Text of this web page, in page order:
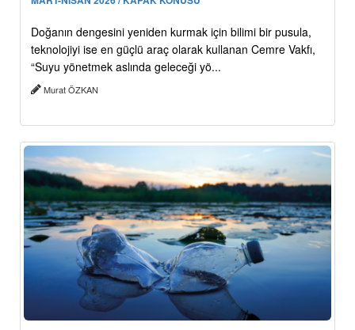
Doğanın dengesini yeniden kurmak için bilimi bir pusula,
teknolojiyi ise en güçlü araç olarak kullanan Cemre Vakfı,
“Suyu yönetmek aslında geleceği yö...
Murat ÖZKAN